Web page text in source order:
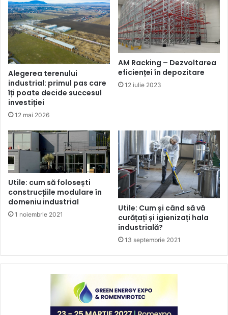
Alegerea terenului
industrial: primul pas care
îți poate decide succesul
investiției
12 mai 2026
AM Racking – Dezvoltarea
eficienței în depozitare
12 iulie 2023
Utile: cum să folosești
construcțiile modulare în
domeniu industrial
1 noiembrie 2021
Utile: Cum și când să vă
curățați și igienizați hala
industrială?
13 septembrie 2021